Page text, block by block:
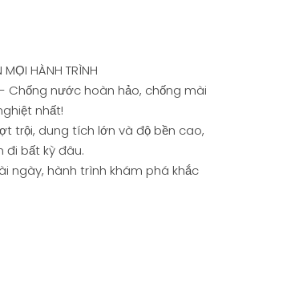
HÀNH TRÌNH
Chống nước hoàn hảo, chống mài
nhất!
trội, dung tích lớn và độ bền cao,
đi bất kỳ đâu.
ngày, hành trình khám phá khắc